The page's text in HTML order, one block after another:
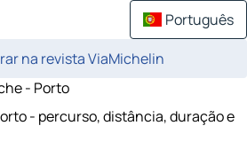
Português
na revista ViaMichelin
- Porto
- percurso, distância, duração e